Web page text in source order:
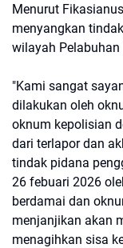
Menurut
menyangkan
wilayah Pelabuhan
"Kami sangat
dilakukan oleh
oknum kepolisian
dari terlapor dan
tindak pidana
26 febuari 2026
berdamai dan
menjanjikan akan
menagihkan sisa